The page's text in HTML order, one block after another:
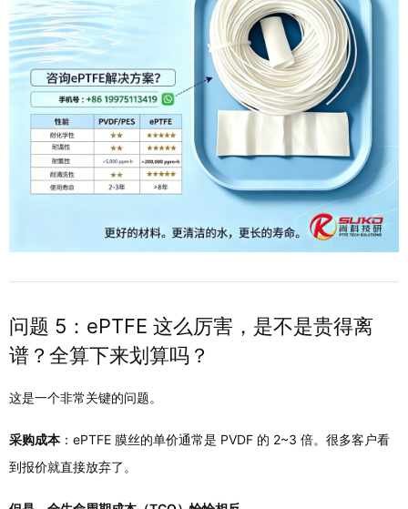
问题 5：ePTFE 这么厉害，是不是贵得离
谱？全算下来划算吗？
这是一个非常关键的问题。
采购成本：ePTFE 膜丝的单价通常是 PVDF 的 2~3 倍。很多客户看
到报价就直接放弃了。